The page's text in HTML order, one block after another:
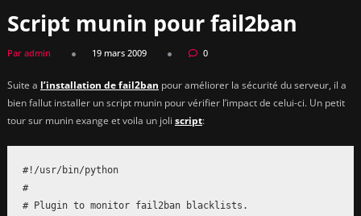
Script munin pour fail2ban
Par admin 19 mars 2009 0
Suite a l’installation de fail2ban pour améliorer la sécurité du serveur, il a
bien fallut installer un script munin pour vérifier l’impact de celui-ci. Un petit
tour sur munin exange et voila un joli script:
#!/usr/bin/python
#
# Plugin to monitor fail2ban blacklists.